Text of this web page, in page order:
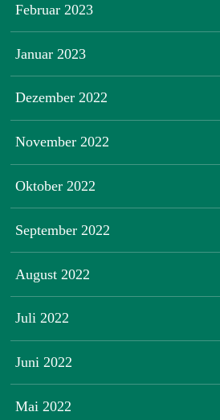
Februar 2023
Januar 2023
Dezember 2022
November 2022
Oktober 2022
September 2022
August 2022
Juli 2022
Juni 2022
Mai 2022